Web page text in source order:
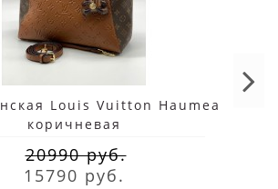
Louis Vuitton Haumea
коричневая
20990 руб.
15790 руб.